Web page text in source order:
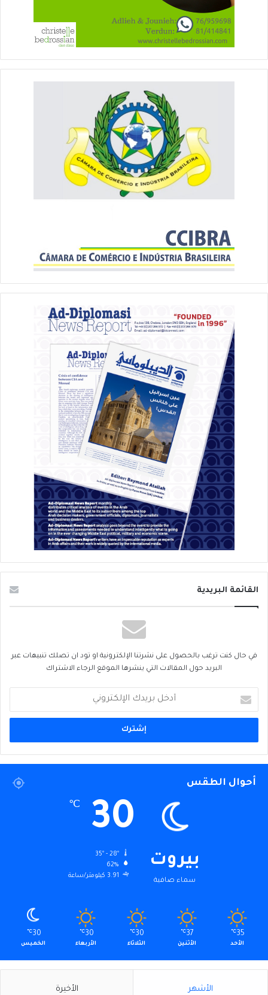
القائمة البريدية
في حال كنت ترغب بالحصول على نشرتنا الإلكترونية او تود ان تصلك تنبيهات عبر
البريد حول المقالات التي ينشرها الموقع الرجاء الاشتراك
بريدك
الإلكتروني
أحوال الطقس
بيروت
سماء صافية
30
℃
62%
3.91 كيلومتر/ساعة
35
℃
الأحد
37
℃
الأثنين
30
℃
الثلاثاء
30
℃
الأربعاء
30
℃
الخميس
الأشهر الأخيرة